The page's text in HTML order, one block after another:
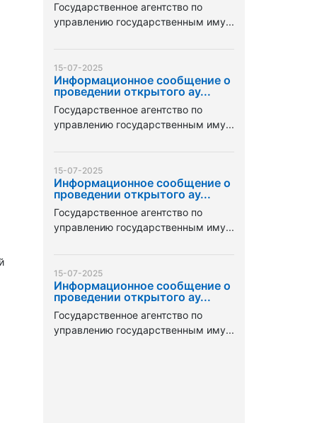
Государственное агентство по
управлению государственным иму...
15-07-2025
Информационное сообщение о
проведении открытого ау...
Государственное агентство по
управлению государственным иму...
15-07-2025
Информационное сообщение о
проведении открытого ау...
Государственное агентство по
управлению государственным иму...
15-07-2025
Информационное сообщение о
проведении открытого ау...
Государственное агентство по
управлению государственным иму...